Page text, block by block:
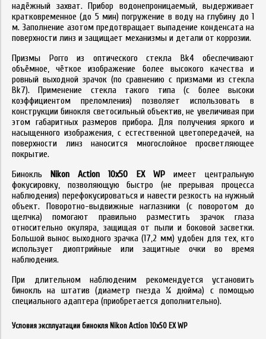
надёжный захват. Прибор водонепроницаемый, выдерживает
кратковременное (до 5 мин) погружение в воду на глубину до 1
м. Заполнение азотом предотвращает выпадение конденсата на
поверхности линз и защищает механизмы и детали от коррозии.
Призмы Porro из оптического стекла Bk4 обеспечивают
объёмное, чёткое изображение более высокого качества и
ровный выходной зрачок (по сравнению с призмами из стекла
Bk7). Применение стекла такого типа (с более высоки
коэффициентом преломления) позволяет использовать в
конструкции бинокля светосильный объектив, не увеличивая при
этом габаритных размеров прибора. Для получения яркого и
насыщенного изображения, с естественной цветопередачей, на
поверхности линз наносится многослойное просветляющее
покрытие.
БинокльNikon Action 10x50 EX WPимеет центральную
фокусировку, позволяющую быстро (не прерывая процесса
наблюдения) перефокусироваться и навести резкость на нужный
объект. Поворотно-выдвижные наглазники (с поворотом до
щелчка) помогают правильно разместить зрачок глаза
относительно окуляра, защищая от пыли и боковой засветки.
Большой вынос выходного зрачка (17,2 мм) удобен для тех, кто
использует диоптрийные или защитные очки во время
наблюдения.
При длительном наблюденим рекомендуется установить
бинокль на штатив (диаметр гнезда ¼ дюйма) с помощью
специального адаптера (приобретается дополнительно).
Условия эксплуатации бинокля Nikon Action 10x50 EX WP